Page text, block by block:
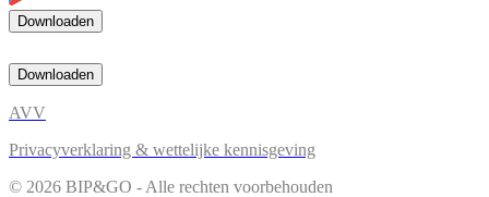
Downloaden
Downloaden
AVV
Privacyverklaring & wettelijke kennisgeving
© 2026 BIP&GO - Alle rechten voorbehouden